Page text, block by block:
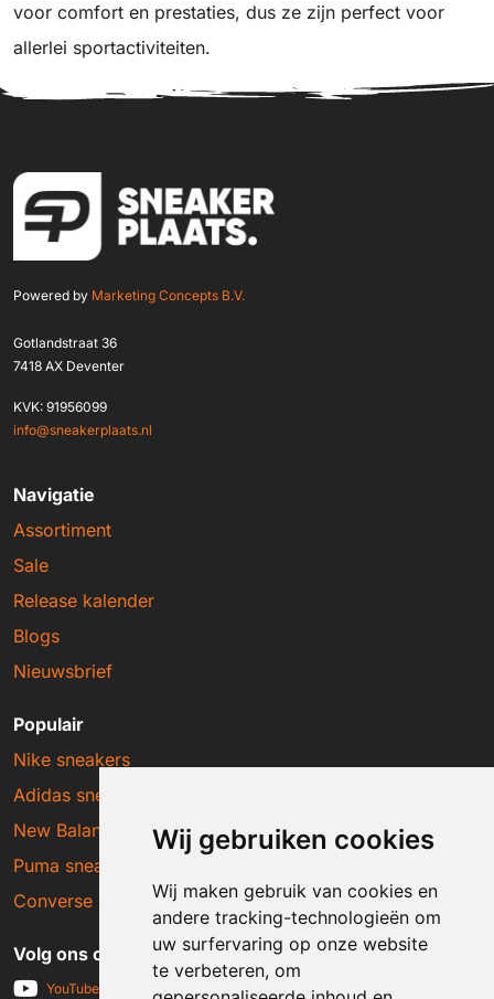
Wij gebruiken cookies
Wij maken gebruik van cookies en
andere tracking-technologieën om
uw surfervaring op onze website
te verbeteren, om
voor comfort en prestaties, dus ze zijn perfect voor
allerlei sportactiviteiten.
Powered by Marketing Concepts B.V.
Gotlandstraat 36
7418 AX Deventer
KVK: 91956099
info@sneakerplaats.nl
Navigatie
Assortiment
Sale
Release kalender
Blogs
Nieuwsbrief
Populair
Nike sneakers
Adidas sneakers
New Balance sneakers
Puma sneakers
Converse sneakers
Volg ons op social media
YouTube